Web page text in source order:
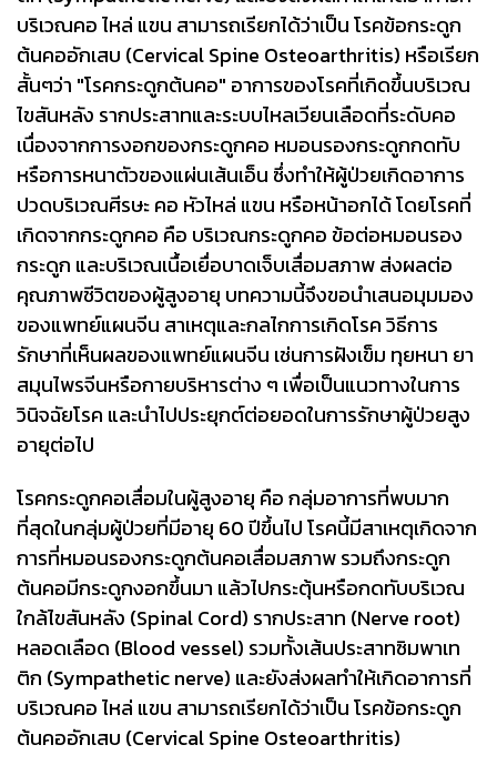
บริเวณคอ ไหล่ แขน สามารถเรียกได้ว่าเป็น โรคข้อกระดูก
ต้นคออักเสบ (Cervical Spine Osteoarthritis) หรือเรียก
สั้นๆว่า "โรคกระดูกต้นคอ" อาการของโรคที่เกิดขึ้นบริเวณ
ไขสันหลัง รากประสาทและระบบไหลเวียนเลือดที่ระดับคอ
เนื่องจากการงอกของกระดูกคอ หมอนรองกระดูกกดทับ
หรือการหนาตัวของแผ่นเส้นเอ็น ซึ่งทำให้ผู้ป่วยเกิดอาการ
ปวดบริเวณศีรษะ คอ หัวไหล่ แขน หรือหน้าอกได้ โดยโรคที่
เกิดจากกระดูกคอ คือ บริเวณกระดูกคอ ข้อต่อหมอนรอง
กระดูก และบริเวณเนื้อเยื่อบาดเจ็บเสื่อมสภาพ ส่งผลต่อ
คุณภาพชีวิตของผู้สูงอายุ บทความนี้จึงขอนำเสนอมุมมอง
ของแพทย์แผนจีน สาเหตุและกลไกการเกิดโรค วิธีการ
รักษาที่เห็นผลของแพทย์แผนจีน เช่นการฝังเข็ม ทุยหนา ยา
สมุนไพรจีนหรือกายบริหารต่าง ๆ เพื่อเป็นแนวทางในการ
วินิจฉัยโรค และนำไปประยุกต์ต่อยอดในการรักษาผู้ป่วยสูง
อายุต่อไป
โรคกระดูกคอเสื่อมในผู้สูงอายุ คือ กลุ่มอาการที่พบมาก
ที่สุดในกลุ่มผู้ป่วยที่มีอายุ 60 ปีขึ้นไป โรคนี้มีสาเหตุเกิดจาก
การที่หมอนรองกระดูกต้นคอเสื่อมสภาพ รวมถึงกระดูก
ต้นคอมีกระดูกงอกขึ้นมา แล้วไปกระตุ้นหรือกดทับบริเวณ
ใกล้ไขสันหลัง (Spinal Cord) รากประสาท (Nerve root)
หลอดเลือด (Blood vessel) รวมทั้งเส้นประสาทซิมพาเท
ติก (Sympathetic nerve) และยังส่งผลทำให้เกิดอาการที่
บริเวณคอ ไหล่ แขน สามารถเรียกได้ว่าเป็น โรคข้อกระดูก
ต้นคออักเสบ (Cervical Spine Osteoarthritis)